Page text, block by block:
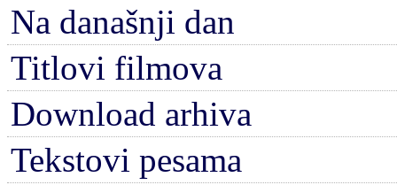
Na današnji dan
Titlovi filmova
Download arhiva
Tekstovi pesama